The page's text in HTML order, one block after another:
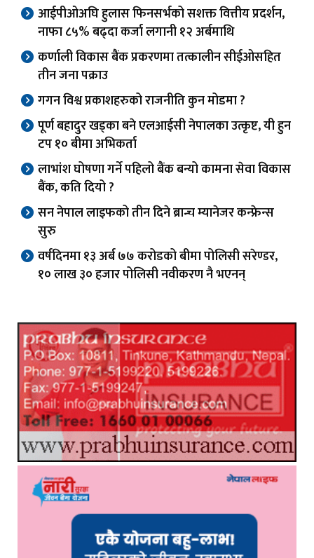
आईपीओअघि हुलास फिनसर्भको सशक्त वित्तीय प्रदर्शन,
नाफा ८५% बढ्दा कर्जा लगानी १२ अर्बमाथि
कर्णाली विकास बैंक प्रकरणमा तत्कालीन सीईओसहित
तीन जना पक्राउ
गगन विश्व प्रकाशहरुको राजनीति कुन मोडमा ?
पूर्ण बहादुर खड्का बने एलआईसी नेपालका उत्कृष्ट, यी हुन
टप १० बीमा अभिकर्ता
लाभांश घोषणा गर्ने पहिलो बैंक बन्यो कामना सेवा विकास
बैंक, कति दियो ?
सन नेपाल लाइफको तीन दिने ब्रान्च म्यानेजर कन्फ्रेन्स
सुरु
वर्षदिनमा १३ अर्ब ७७ करोडको बीमा पोलिसी सरेण्डर,
१० लाख ३० हजार पोलिसी नवीकरण नै भएनन्